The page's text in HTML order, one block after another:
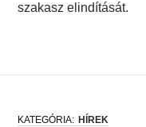
szakasz elindítását.
HÍREK